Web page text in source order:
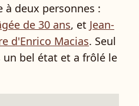
à deux personnes :
de 30 ans, et Jean-
d'Enrico Macias. Seul
un bel état et a frôlé le